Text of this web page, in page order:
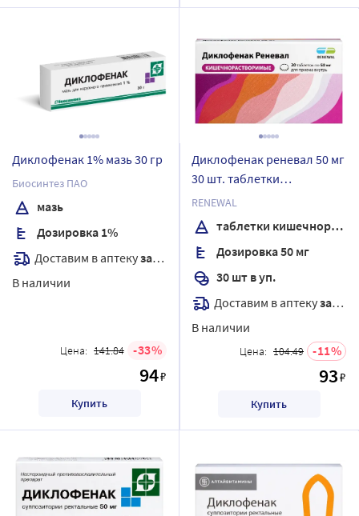
Диклофенак 1% мазь 30 гр
Биосинтез ПАО
мазь
Дозировка 1%
Доставим в аптекузавтра
В наличии
Цена: 141.84 33
94₽
Купить
Диклофенак реневал 50 мг
30 шт. таблетки
кишечнорастворимые ,
покрытые пленочной
оболочкой
RENEWAL
таблетки кишечнорастворимые , покрытые пленочной оболочкой
Дозировка 50 мг
30 шт в уп.
Доставим в аптекузавтра
В наличии
Цена: 104.49 11
93₽
Купить